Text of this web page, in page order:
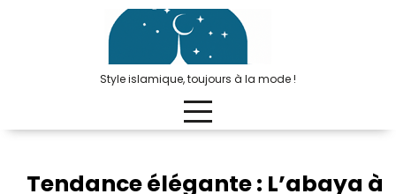
Style islamique, toujours à la mode !
Tendance élégante : L’abaya à